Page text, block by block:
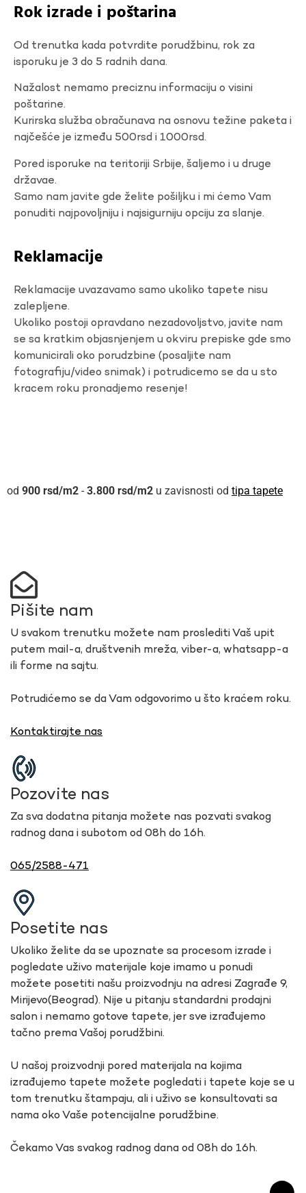
Rok izrade i poštarina
Od trenutka kada potvrdite porudžbinu, rok za
isporuku je 3 do 5 radnih dana.
Nažalost nemamo preciznu informaciju o visini
poštarine.
Kurirska služba obračunava na osnovu težine paketa i
najčešće je između 500rsd i 1000rsd.
Pored isporuke na teritoriji Srbije, šaljemo i u druge
državae.
Samo nam javite gde želite pošiljku i mi ćemo Vam
ponuditi najpovoljniju i najsigurniju opciju za slanje.
Reklamacije
Reklamacije uvazavamo samo ukoliko tapete nisu
zalepljene.
Ukoliko postoji opravdano nezadovoljstvo, javite nam
se sa kratkim objasnjenjem u okviru prepiske gde smo
komunicirali oko porudzbine (posaljite nam
fotografiju/video snimak) i potrudicemo se da u sto
kracem roku pronadjemo resenje!
900 rsd - 3.800 rsd u zavisnosti od tipa tapete
Pišite nam
U svakom trenutku možete nam proslediti Vaš upit
putem mail-a, društvenih mreža, viber-a, whatsapp-a
ili forme na sajtu.
Potrudićemo se da Vam odgovorimo u što kraćem roku.
Kontaktirajte nas
Pozovite nas
Za sva dodatna pitanja možete nas pozvati svakog
radnog dana i subotom od 08h do 16h.
065/2588-471
Posetite nas
Ukoliko želite da se upoznate sa procesom izrade i
pogledate uživo materijale koje imamo u ponudi
možete posetiti našu proizvodnju na adresi Zagrađe 9,
Mirijevo(Beograd). Nije u pitanju standardni prodajni
salon i nemamo gotove tapete, jer sve izrađujemo
tačno prema Vašoj porudžbini.
U našoj proizvodnji pored materijala na kojima
izrađujemo tapete možete pogledati i tapete koje se u
tom trenutku štampaju, ali i uživo se konsultovati sa
nama oko Vaše potencijalne porudžbine.
Čekamo Vas svakog radnog dana od 08h do 16h.